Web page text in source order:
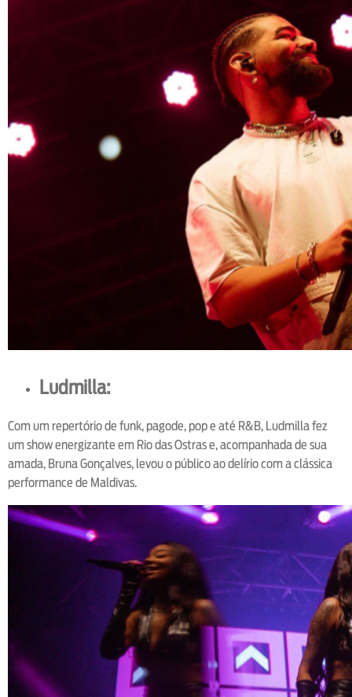
Ludmilla:
Com um repertório de funk, pagode, pop e até R&B, Ludmilla fez
um show energizante em Rio das Ostras e, acompanhada de sua
amada, Bruna Gonçalves, levou o público ao delírio com a clássica
performance de Maldivas.